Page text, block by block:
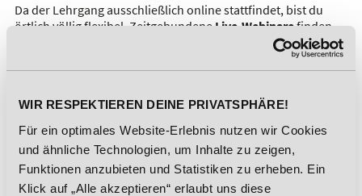
WIR RESPEKTIEREN DEINE PRIVATSPHÄRE!
Für ein optimales Website-Erlebnis nutzen wir Cookies
und ähnliche Technologien, um Inhalte zu zeigen,
Funktionen anzubieten und Statistiken zu erheben. Ein
Klick auf „Alle akzeptieren“ erlaubt uns diese
Da der Lehrgang ausschließlich online stattfindet, bist du
örtlich völlig flexibel. ZeitgebundeneLive-Webinarefinden
ausschließlich abends und online, in Form von Live-
Webinaren statt. Die Fortbildung zum geprüften Betriebswirt
(IHK) lässt sich daher problemlos berufsbegleitend
familiären Situation an.
Ein Einstieg in den Kurs ist täglich möglich. Neben hoher
Flexibilität zeichnet sich dasDeLStdurch eine umfassende
Betreuung der Teilnehmenden während der gesamten
Lernzeit aus - dein Erfolg liegt uns am Herzen!